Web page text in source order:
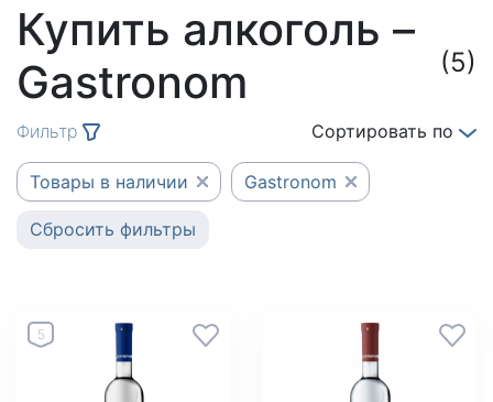
Купить алкоголь –
Gastronom
(5)
Фильтр Сортировать по
Товары в наличии Gastronom
Сбросить фильтры
5